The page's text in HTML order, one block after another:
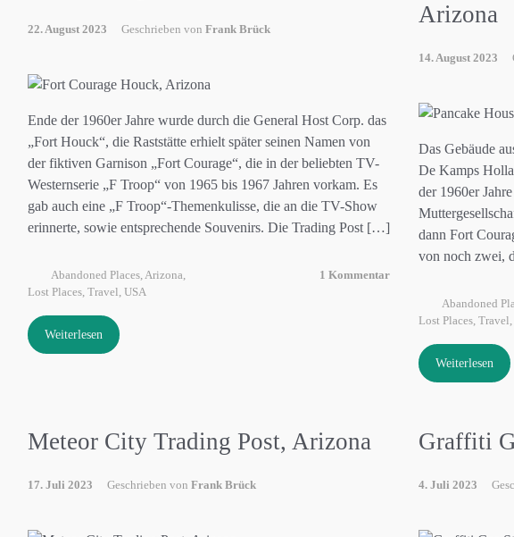
22. August 2023 Geschrieben von Frank Brück
Ende der 1960er Jahre wurde durch die General Host Corp. das
„Fort Houck“, die Raststätte erhielt später seinen Namen von
der fiktiven Garnison „Fort Courage“, die in der beliebten TV-
Westernserie „F Troop“ von 1965 bis 1967 Jahren vorkam. Es
gab auch eine „F Troop“-Themenkulisse, die an die TV-Show
erinnerte, sowie entsprechende Souvenirs. Die Trading Post […]
Abandoned Places,Arizona,
Lost Places, Travel, USA
1 Kommentar
Weiterlesen
Arizona
14. August 2023
Das Gebäude
De Kamps
der 1960er
dann Fort
von noch zwei,
Abandoned
Lost Places, Travel,
Weiterlesen
Meteor City Trading Post, Arizona
17. Juli 2023 Geschrieben von Frank Brück
Graffiti
4. Juli 2023